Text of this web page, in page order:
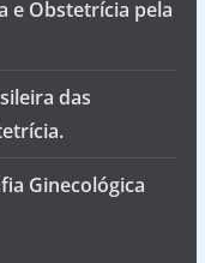
e Obstetrícia pela
das
Ginecológica